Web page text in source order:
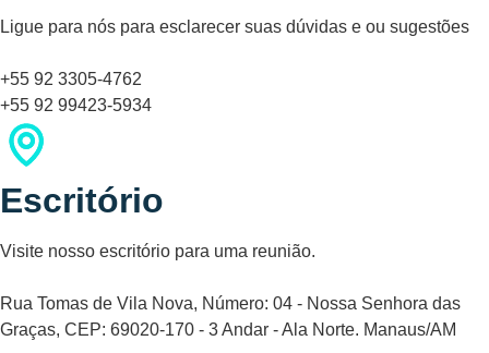
esperam a cada corrida.
Ligue para nós para esclarecer suas dúvidas e ou sugestões
+55 92 3305-4762
+55 92 99423-5934
Escritório
Visite nosso escritório para uma reunião.
Rua Tomas de Vila Nova, Número: 04 - Nossa Senhora das
Graças, CEP: 69020-170 - 3 Andar - Ala Norte. Manaus/AM